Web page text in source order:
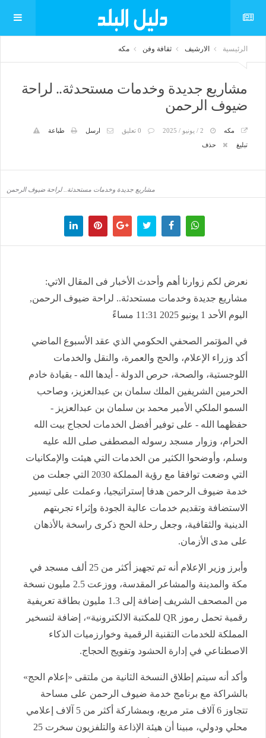
الرئيسية الارشيف ثقافة وفن مكه
مشاريع جديدة وخدمات مستحدثة.. لراحة
ضيوف الرحمن
مكه 0 تعليق ارسل
طباعة
تبليغ
حذف
مشاريع جديدة وخدمات مستحدثة.. لراحة ضيوف الرحمن
نعرض لكم زوارنا أهم وأحدث الأخبار فى المقال الاتي:
مشاريع جديدة وخدمات مستحدثة.. لراحة ضيوف الرحمن,
اليوم الأحد 1 يونيو 2025 11:31 مساءً
في المؤتمر الصحفي الحكومي الذي عقد الأسبوع الماضي
أكد وزراء الإعلام، والحج والعمرة، والنقل والخدمات
اللوجستية، والصحة، حرص الدولة - أيدها الله - بقيادة خادم
الحرمين الشريفين الملك سلمان بن عبدالعزيز، وصاحب
السمو الملكي الأمير محمد بن سلمان بن عبدالعزيز -
حفظهما الله - على توفير أفضل الخدمات لحجاج بيت الله
الحرام، وزوار مسجد رسوله المصطفى صلى الله عليه
وسلم، وأوضحوا الكثير من الخدمات التي هيئت والإمكانيات
التي وضعت توافقا مع رؤية المملكة 2030 التي جعلت من
خدمة ضيوف الرحمن هدفا إستراتيجيا، وعملت على تيسير
الاستضافة وتقديم خدمات عالية الجودة وإثراء تجربتهم
الدينية والثقافية، وجعل رحلة الحج ذكرى راسخة بالأذهان
على مدى الأزمان.
وأبرز وزير الإعلام أنه تم تجهيز أكثر من 25 ألف مسجد في
مكة والمدينة والمشاعر المقدسة، ووزعت 2.5 مليون نسخة
من المصحف الشريف إضافة إلى 1.3 مليون بطاقة تعريفية
رقمية تحمل رموز QR للمكتبة الالكترونية»، إضافة لتسخير
المملكة للخدمات التقنية الرقمية وخوارزميات الذكاء
الاصطناعي في إدارة الحشود وتفويج الحجاج.
وأكد أنه سيتم إطلاق النسخة الثانية من ملتقى «إعلام الحج»
بالشراكة مع برنامج خدمة ضيوف الرحمن على مساحة
تتجاوز 6 آلاف متر مربع، وبمشاركة أكثر من 5 آلاف إعلامي
محلي ودولي، مبينا أن هيئة الإذاعة والتلفزيون سخرت 25